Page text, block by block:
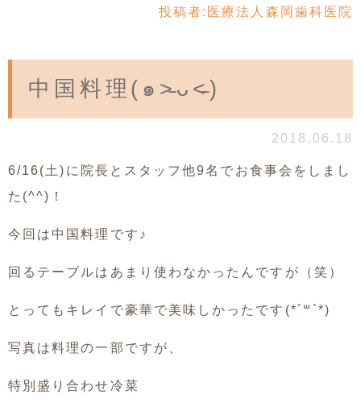
投稿者: 医療法人森岡歯科医院
中国料理(๑˃̵ᴗ˂̵)
2018.06.18
6/16(土)に院長とスタッフ他9名でお食事会をしまし
た(^^)！
今回は中国料理です♪
回るテーブルはあまり使わなかったんですが（笑）
とってもキレイで豪華で美味しかったです(*´꒳`*)
写真は料理の一部ですが、
特別盛り合わせ冷菜